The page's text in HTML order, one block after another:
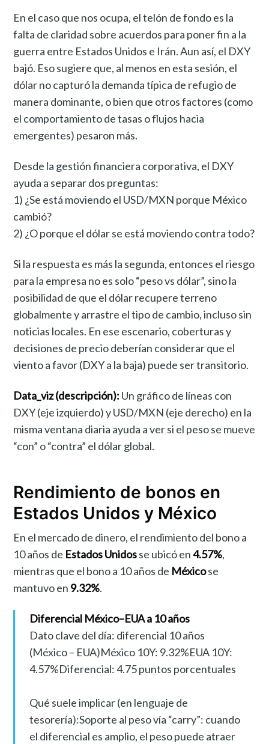
En el caso que nos ocupa, el telón de fondo es la
falta de claridad sobre acuerdos para poner fin a la
guerra entre Estados Unidos e Irán. Aun así, el DXY
bajó. Eso sugiere que, al menos en esta sesión, el
dólar no capturó la demanda típica de refugio de
manera dominante, o bien que otros factores (como
el comportamiento de tasas o flujos hacia
emergentes) pesaron más.
Desde la gestión financiera corporativa, el DXY
ayuda a separar dos preguntas:
1) ¿Se está moviendo el USD/MXN porque México
cambió?
2) ¿O porque el dólar se está moviendo contra todo?
Si la respuesta es más la segunda, entonces el riesgo
para la empresa no es solo “peso vs dólar”, sino la
posibilidad de que el dólar recupere terreno
globalmente y arrastre el tipo de cambio, incluso sin
noticias locales. En ese escenario, coberturas y
decisiones de precio deberían considerar que el
viento a favor (DXY a la baja) puede ser transitorio.
Data_viz (descripción): Un gráfico de líneas con
DXY (eje izquierdo) y USD/MXN (eje derecho) en la
misma ventana diaria ayuda a ver si el peso se mueve
“con” o “contra” el dólar global.
Rendimiento de bonos en
Estados Unidos y México
En el mercado de dinero, el rendimiento del bono a
10 años de Estados Unidosse ubicó en4.57%,
mientras que el bono a 10 años de Méxicose
mantuvo en 9.32%.
Diferencial México–EUA a 10 años
Dato clave del día: diferencial 10 años
(México – EUA)México 10Y: 9.32%EUA 10Y:
4.57%Diferencial: 4.75 puntos porcentuales
Qué suele implicar (en lenguaje de
tesorería):Soporte al peso vía “carry”: cuando
el diferencial es amplio, el peso puede atraer